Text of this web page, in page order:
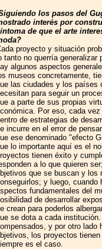
los pasos del
interés por
de que el arte
proyecto y situación
tanto no querría
algunos aspectos
museos concretamente,
las ciudades y los países
para seguir un
a parte de sus propias
Por eso, cada
de estrategias de
incurre en el error de
ese denominado "efecto
lo importante aquí es el
tienen éxito y
a lo que quieren
que se buscan y los
y luego, cuando
fundamentales del
de desarrollar
crean para poderlos
se dota a cada
y por otro lado
los proyectos
es el caso.